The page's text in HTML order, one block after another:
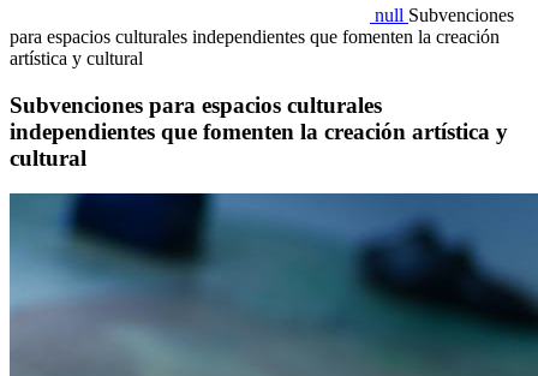
null Subvenciones
para espacios culturales independientes que fomenten la creación
artística y cultural
Subvenciones para espacios culturales
independientes que fomenten la creación artística y
cultural